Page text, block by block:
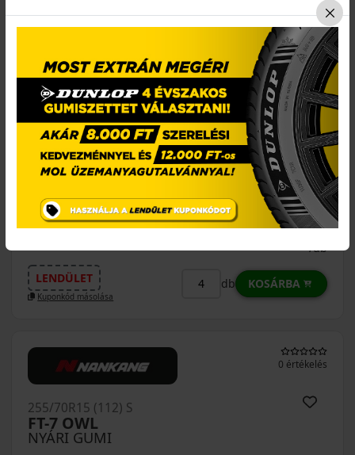
0%
FIZETHETEK RÉSZLETEKBEN?
/db
LENDÜLET
Kuponkód másolása
db KOSÁRBA
0 értékelés
NYÁRI GUMI
FT-7 OWL
255/70R15 (112) S